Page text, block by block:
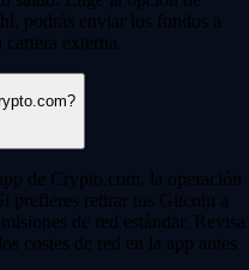
podrás enviar los fondos a
externa.
de Crypto.com, la operación
prefieres retirar tus Gitcoin a
de red estándar. Revisa
costes de red en la app antes